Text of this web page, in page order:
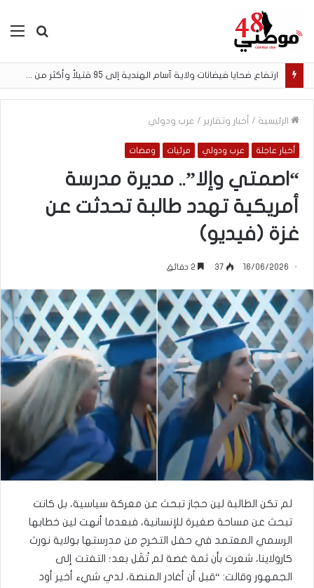
بحث
الرئيسية / أخبار وتقارير / عرب ودولي
أخبار عاجلة عرب ودولي مرئيات ومضات
“اصمتي وإلا”.. مديرة مدرسة
أمريكية تهدد طالبة تحدثت عن
غزة (فيديو)
16/06/2026
37
لم تكن الطالبة لين حجاز تبحث عن معركة سياسية، بل كانت
تبحث عن مساحة صغيرة للإنسانية، فبعدما أنهت لين خطابها
الرسمي المعتمد في حفل التخرج من مدرستها بولاية نورث
كارولاينا، شعرت بأن ثمة غصة لم تُقَل بعد؛ التفتت إلى
الجمهور وقالت: “قبل أن أغادر المنصة، لدي شيء أخير أود